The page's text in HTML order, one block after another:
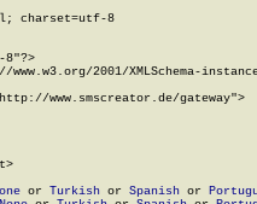
charset=utf-8
8"?>
2001/XMLSchema-
www.smscreator.de/gateway">
or Turkish or Spanish or